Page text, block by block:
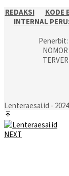
REDAKSI
KODE
INTERNAL
Penerbit:
Lenteraesai.id - 2024
NEXT